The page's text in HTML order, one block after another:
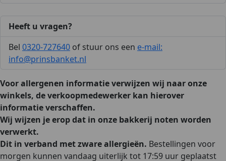
Heeft u vragen?
Bel 0320-727640 of stuur ons een e-mail:
info@prinsbanket.nl
Voor allergenen informatie verwijzen wij naar onze
winkels, de verkoopmedewerker kan hierover
informatie verschaffen.
Wij wijzen je erop dat in onze bakkerij noten worden
verwerkt.
Dit in verband met zware allergieën. Bestellingen voor
morgen kunnen vandaag uiterlijk tot 17:59 uur geplaatst